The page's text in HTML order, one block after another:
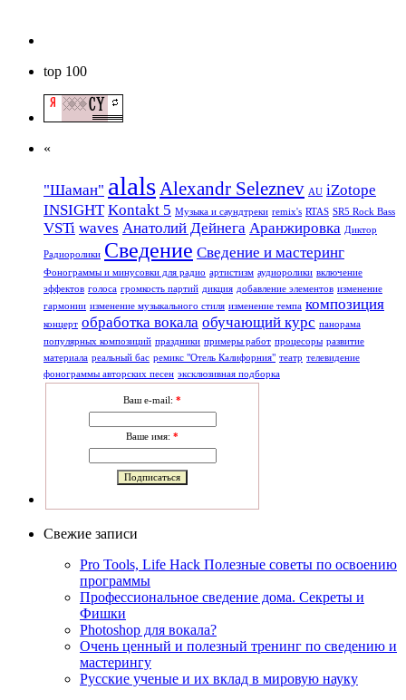
top 100
«
"Шаман" alals Alexandr Seleznev AU iZotope
INSIGHT Kontakt 5 Mузыкa и саундтреки remix's RTAS SR5 Rock Bass
VSTi waves Анатолий Дейнега Аранжировка Диктор
Радиоролики Сведение Сведение и мастеринг
Фонограммы и минусовки для радио артистизм аудиоролики включение
эффектов голоса громкость партий дикция добавление элементов изменение
гармонии изменение музыкального стиля изменение темпа композиция
концерт обработка вокала обучающий курс панорама
популярных композиций праздники примеры работ процесоры развитие
материала реальный бас ремикс "Отель Калифорния" театр телевидение
фонограммы авторских песен эксклюзивная подборка
Ваш e-mail: *
Ваше имя: *
Свежие записи
Pro Tools, Life Hack Полезные советы по освоению
программы
Профессиональное сведение дома. Секреты и
Фишки
Photoshop для вокала?
Очень ценный и полезный тренинг по сведению и
мастерингу
Русские ученые и их вклад в мировую науку